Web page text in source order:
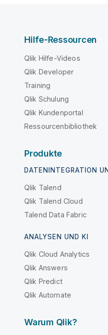
Hilfe-Ressourcen
Qlik Hilfe-Videos
Qlik Developer
Training
Qlik Schulung
Qlik Kundenportal
Ressourcenbibliothek
Produkte
DATENINTEGRATION
Qlik Talend
Qlik Talend Cloud
Talend Data Fabric
ANALYSEN UND KI
Qlik Cloud Analytics
Qlik Answers
Qlik Predict
Qlik Automate
Warum Qlik?